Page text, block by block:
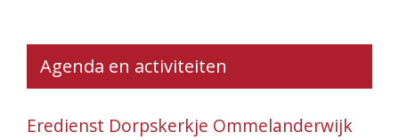
Agenda en activiteiten
Eredienst Dorpskerkje Ommelanderwijk